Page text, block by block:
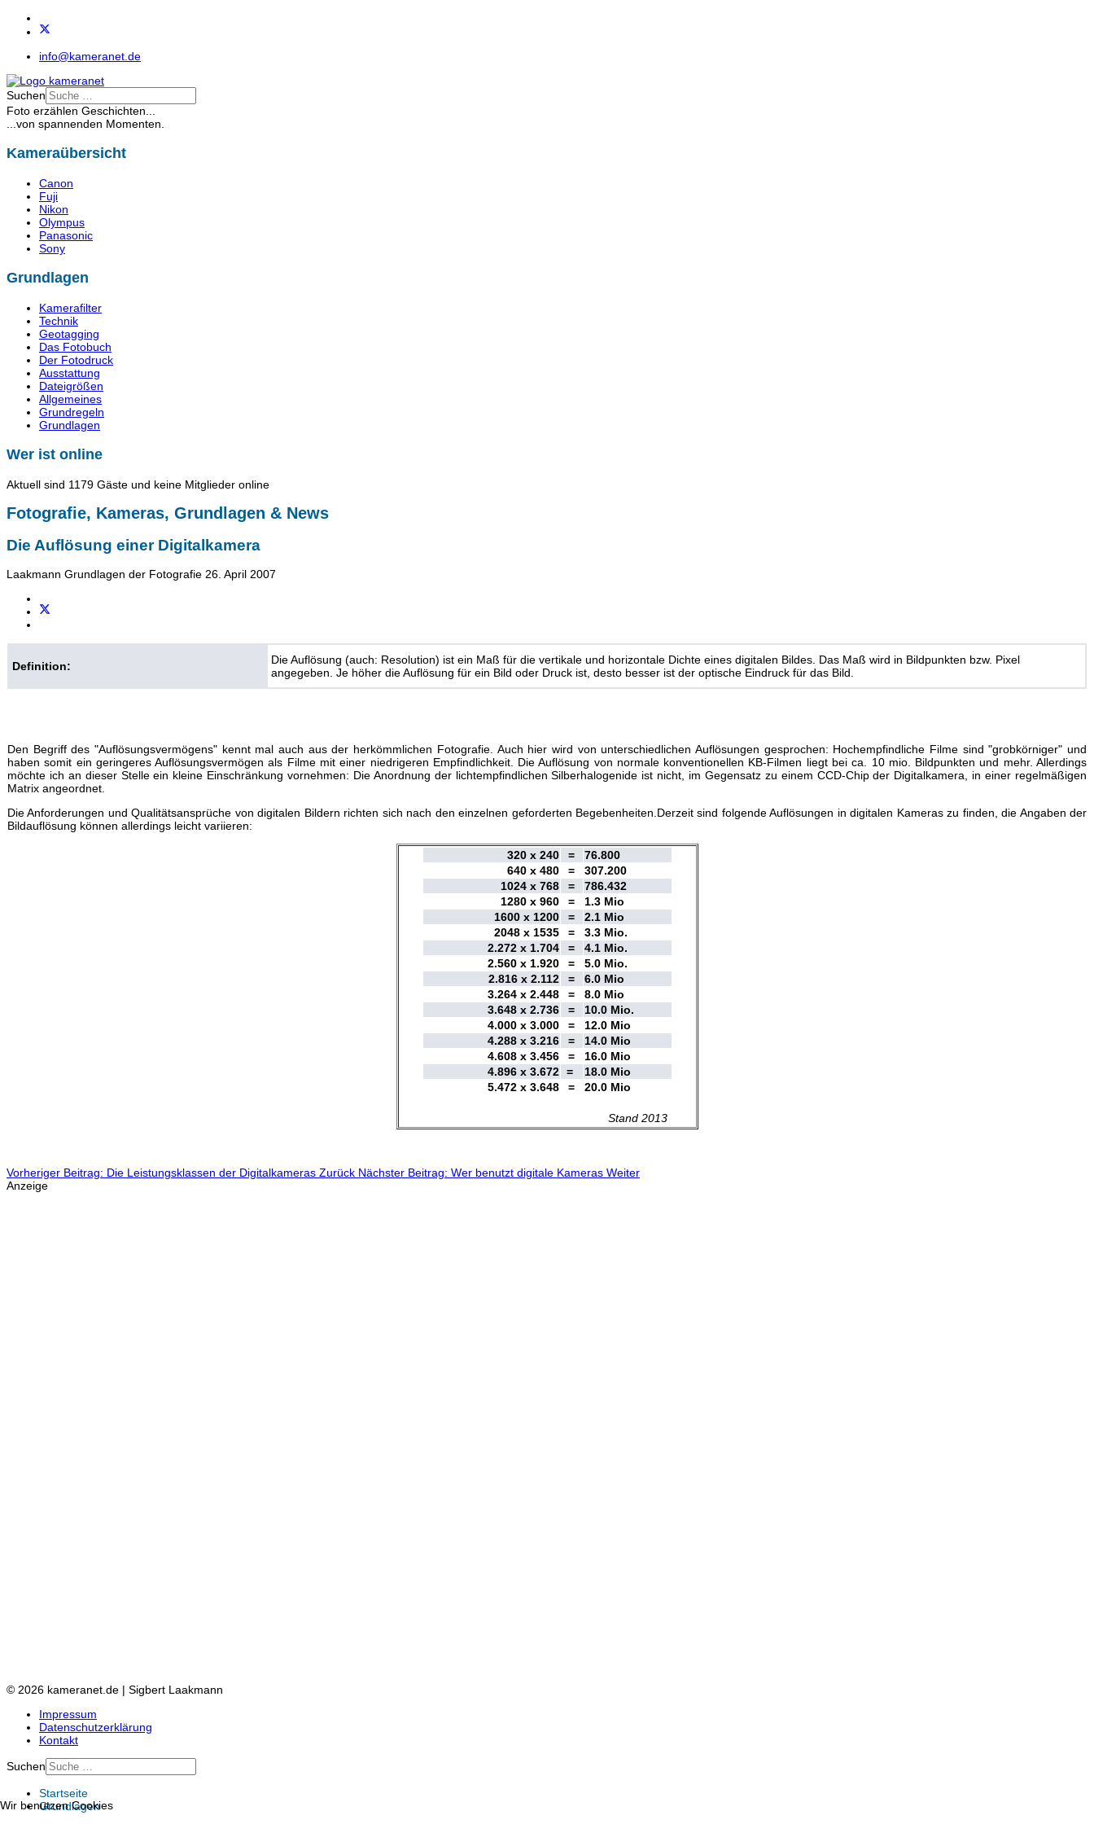
info@kameranet.de
Suchen
Foto erzählen Geschichten...
...von spannenden Momenten.
Kameraübersicht
Canon
Fuji
Nikon
Olympus
Panasonic
Sony
Grundlagen
Kamerafilter
Technik
Geotagging
Das Fotobuch
Der Fotodruck
Ausstattung
Dateigrößen
Allgemeines
Grundregeln
Grundlagen
Wer ist online
Aktuell sind 1179 Gäste und keine Mitglieder online
Fotografie, Kameras, Grundlagen & News
Die Auflösung einer Digitalkamera
Laakmann Grundlagen der Fotografie 26. April 2007
Definition:
Die Auflösung (auch: Resolution) ist ein Maß für die vertikale und horizontale Dichte eines digitalen Bildes. Das Maß wird in Bildpunkten bzw. Pixel
angegeben. Je höher die Auflösung für ein Bild oder Druck ist, desto besser ist der optische Eindruck für das Bild.
Den Begriff des "Auflösungsvermögens" kennt mal auch aus der herkömmlichen Fotografie. Auch hier wird von unterschiedlichen Auflösungen gesprochen: Hochempfindliche Filme sind "grobkörniger" und
haben somit ein geringeres Auflösungsvermögen als Filme mit einer niedrigeren Empfindlichkeit. Die Auflösung von normale konventionellen KB-Filmen liegt bei ca. 10 mio. Bildpunkten und mehr. Allerdings
möchte ich an dieser Stelle ein kleine Einschränkung vornehmen: Die Anordnung der lichtempfindlichen Silberhalogenide ist nicht, im Gegensatz zu einem CCD-Chip der Digitalkamera, in einer regelmäßigen
Matrix angeordnet.
Die Anforderungen und Qualitätsansprüche von digitalen Bildern richten sich nach den einzelnen geforderten Begebenheiten.Derzeit sind folgende Auflösungen in digitalen Kameras zu finden, die Angaben der
Bildauflösung können allerdings leicht variieren:
320 x 240 =
76.800
640 x 480
=
307.200
1024 x 768
=
786.432
1280 x 960
=
1.3 Mio
1600 x 1200
=
2.1 Mio
2048 x 1535
=
3.3 Mio.
2.272 x 1.704
=
4.1 Mio.
2.560 x 1.920
=
5.0 Mio.
2.816 x 2.112
=
6.0 Mio
3.264 x 2.448
=
8.0 Mio
3.648 x 2.736
=
10.0 Mio.
4.000 x 3.000
=
12.0 Mio
4.288 x 3.216
=
14.0 Mio
4.608 x 3.456
=
16.0 Mio
4.896 x 3.672 =
18.0 Mio
5.472 x 3.648
= 20.0 Mio
Stand 2013
Vorheriger Beitrag: Die Leistungsklassen der Digitalkameras Zurück Nächster Beitrag: Wer benutzt digitale Kameras Weiter
Anzeige
© 2026 kameranet.de | Sigbert Laakmann
Impressum
Datenschutzerklärung
Kontakt
Suchen
Startseite
Grundlagen
Wir benutzen Cookies